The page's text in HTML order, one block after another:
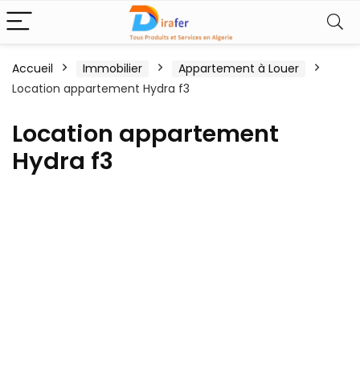
Accueil Immobilier
Appartement à Louer
Location appartement Hydra f3
Location appartement
Hydra f3